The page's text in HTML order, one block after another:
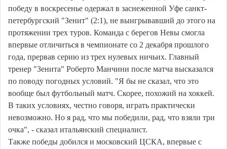
победу в воскресенье одержал в заснеженной Уфе санкт-
петербургский "Зенит" (2:1), не выигрывавший до этого на
протяжении трех туров. Команда с берегов Невы смогла
впервые отличиться в чемпионате со 2 декабря прошлого
года, прервав серию из трех нулевых ничьих. Главный
тренер "Зенита" Роберто Манчини после матча высказался
по поводу погодных условий. "Я бы не сказал, что это
вообще был футбольный матч. Скорее, похожий на хоккей.
В таких условиях, честно говоря, играть практически
невозможно. Но я рад, что мы победили, рад, что взяли три
очка", - сказал итальянский специалист.
Также победы добился и московский ЦСКА, впервые с